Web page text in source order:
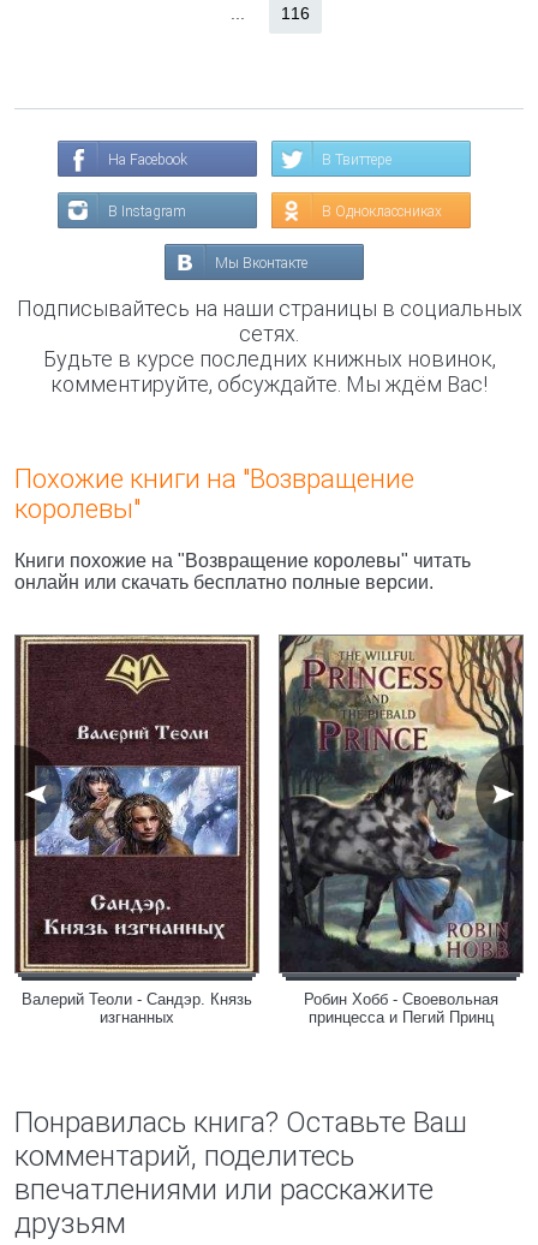
116
На Facebook В Твиттере
В Instagram В Одноклассниках
Мы Вконтакте
Подписывайтесь на наши страницы в социальных
сетях.
Будьте в курсе последних книжных новинок,
комментируйте, обсуждайте. Мы ждём Вас!
Похожие книги на "Возвращение
королевы"
Книги похожие на "Возвращение королевы" читать
онлайн или скачать бесплатно полные версии.
Валерий Теоли - Сандэр. Князь
изгнанных
Робин Хобб - Своевольная
принцесса и Пегий Принц
Понравилась книга? Оставьте Ваш
комментарий, поделитесь
впечатлениями или расскажите
друзьям